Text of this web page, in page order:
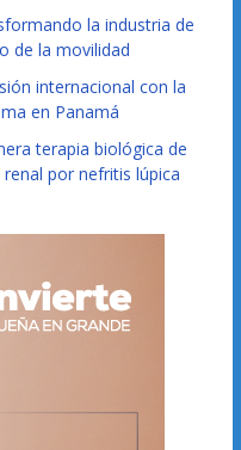
la industria de
de la movilidad
internacional con la
en Panamá
terapia biológica de
por nefritis lúpica